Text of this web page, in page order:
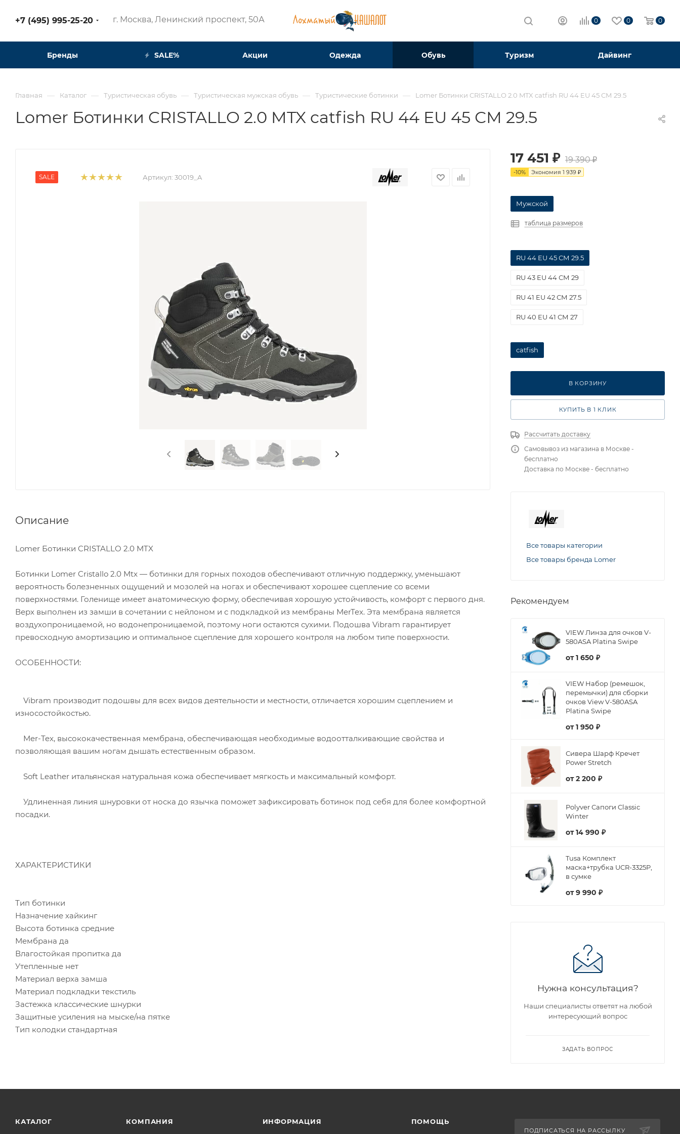
+7 (495) 995-25-20​ г. Москва, Ленинский проспект, 50А​ 0 0 0
Бренды SALE% Акции Одежда Обувь Туризм Дайвинг
Главная — Каталог — Туристическая обувь — Туристическая мужская обувь — Туристические ботинки — Lomer Ботинки CRISTALLO 2.0 MTX catfish RU 44 EU 45 СМ 29.5
Lomer Ботинки CRISTALLO 2.0 MTX catfish RU 44 EU 45 СМ 29.5
SALE Артикул: 30019_A
Описание
Lomer Ботинки CRISTALLO 2.0 MTX
Ботинки Lomer Cristallo 2.0 Mtx — ботинки для горных походов обеспечивают отличную поддержку, уменьшают
вероятность болезненных ощущений и мозолей на ногах и обеспечивают хорошее сцепление со всеми
поверхностями. Голенище имеет анатомическую форму, обеспечивая хорошую устойчивость, комфорт с первого дня.
Верх выполнен из замши в сочетании с нейлоном и с подкладкой из мембраны MerTex. Эта мембрана является
воздухопроницаемой, но водонепроницаемой, поэтому ноги остаются сухими. Подошва Vibram гарантирует
превосходную амортизацию и оптимальное сцепление для хорошего контроля на любом типе поверхности.
ОСОБЕННОСТИ:
Vibram производит подошвы для всех видов деятельности и местности, отличается хорошим сцеплением и
износостойкостью.
Mer-Tex, высококачественная мембрана, обеспечивающая необходимые водоотталкивающие свойства и
позволяющая вашим ногам дышать естественным образом.
Soft Leather итальянская натуральная кожа обеспечивает мягкость и максимальный комфорт.
Удлиненная линия шнуровки от носка до язычка поможет зафиксировать ботинок под себя для более комфортной
посадки.
ХАРАКТЕРИСТИКИ
Тип ботинки
Назначение хайкинг
Высота ботинка средние
Мембрана да
Влагостойкая пропитка да
Утепленные нет
Материал верха замша
Материал подкладки текстиль
Застежка классические шнурки
Защитные усиления на мыске/на пятке
Тип колодки стандартная
17 451 ₽ 19 390₽
-10% Экономия 1 939 ₽
Мужской
таблица размеров
RU 44 EU 45 СМ 29.5
RU 43 EU 44 СМ 29
RU 41 EU 42 СМ 27.5
RU 40 EU 41 СМ 27
catfish
В КОРЗИНУ
КУПИТЬ В 1 КЛИК
Рассчитать доставку
Самовывоз из магазина в Москве -
бесплатно
Доставка по Москве - бесплатно
Все товары категории
Все товары бренда Lomer
Рекомендуем
VIEW Линза для очков V-
580ASA Platina Swipe
от1 650 ₽
VIEW Набор (ремешок,
перемычки) для сборки
очков View V-580ASA
Platina Swipe
от1 950 ₽
Сивера Шарф Кречет
Power Stretch
от2 200 ₽
Polyver Сапоги Classic
Winter
от14 990 ₽
Tusa Комплект
маска+трубка UCR-3325P,
в сумке
от9 990 ₽
Нужна консультация?
Наши специалисты ответят на любой
интересующий вопрос
ЗАДАТЬ ВОПРОС
КАТАЛОГ КОМПАНИЯ ИНФОРМАЦИЯ ПОМОЩЬ
ПОДПИСАТЬСЯ НА РАССЫЛКУ